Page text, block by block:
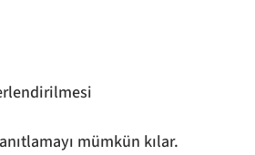
mümkün kılar.